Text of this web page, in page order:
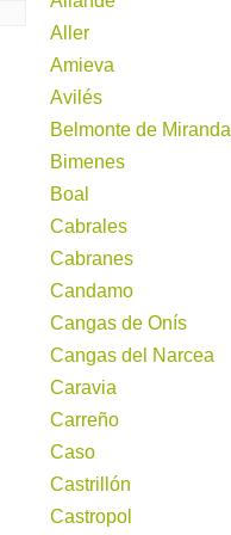
Aller
Amieva
Avilés
Belmonte de Miranda
Bimenes
Boal
Cabrales
Cabranes
Candamo
Cangas de Onís
Cangas del Narcea
Caravia
Carreño
Caso
Castrillón
Castropol